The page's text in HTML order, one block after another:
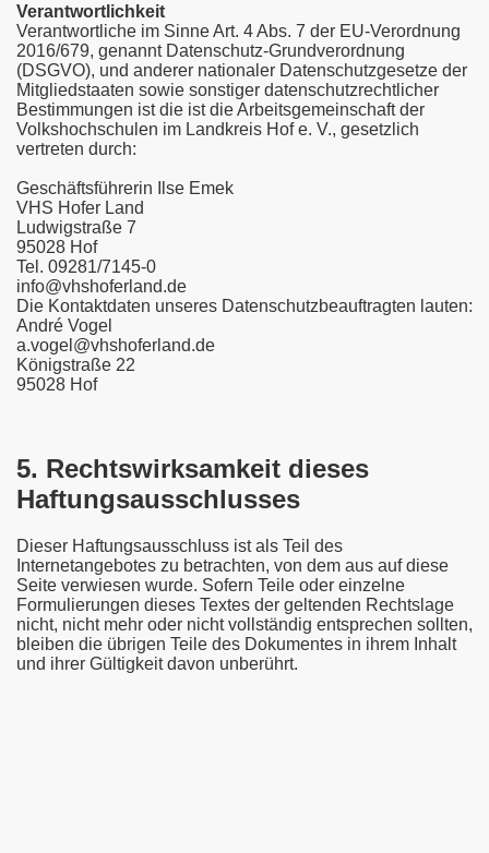
Verantwortlichkeit
Verantwortliche im Sinne Art. 4 Abs. 7 der EU-Verordnung
2016/679, genannt Datenschutz-Grundverordnung
(DSGVO), und anderer nationaler Datenschutzgesetze der
Mitgliedstaaten sowie sonstiger datenschutzrechtlicher
Bestimmungen ist die ist die Arbeitsgemeinschaft der
Volkshochschulen im Landkreis Hof e. V., gesetzlich
vertreten durch:
Geschäftsführerin Ilse Emek
VHS Hofer Land
Ludwigstraße 7
95028 Hof
Tel. 09281/7145-0
info@vhshoferland.de
Die Kontaktdaten unseres Datenschutzbeauftragten lauten:
André Vogel
a.vogel@vhshoferland.de
Königstraße 22
95028 Hof
5. Rechtswirksamkeit dieses
Haftungsausschlusses
Dieser Haftungsausschluss ist als Teil des
Internetangebotes zu betrachten, von dem aus auf diese
Seite verwiesen wurde. Sofern Teile oder einzelne
Formulierungen dieses Textes der geltenden Rechtslage
nicht, nicht mehr oder nicht vollständig entsprechen sollten,
bleiben die übrigen Teile des Dokumentes in ihrem Inhalt
und ihrer Gültigkeit davon unberührt.